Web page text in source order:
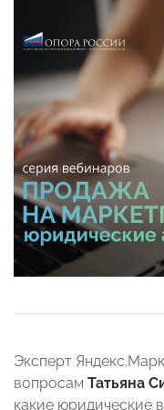
Эксперт
вопросам Татьяна
какие юридические